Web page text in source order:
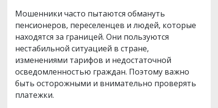
Мошенники часто пытаются обмануть
пенсионеров, переселенцев и людей, которые
находятся за границей. Они пользуются
нестабильной ситуацией в стране,
изменениями тарифов и недостаточной
осведомленностью граждан. Поэтому важно
быть осторожными и внимательно проверять
платежки.